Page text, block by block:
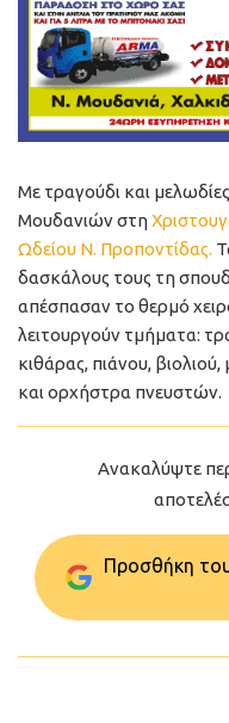
Με τραγούδι και
Μουδανιών στη
Ωδείου Ν. Προποντίδας.
δασκάλους τους τη
απέσπασαν το θερμό
λειτουργούν τμήματα:
κιθάρας, πιάνου,
και ορχήστρα πνευστών.
Ανακαλύψτε
Προσθήκη